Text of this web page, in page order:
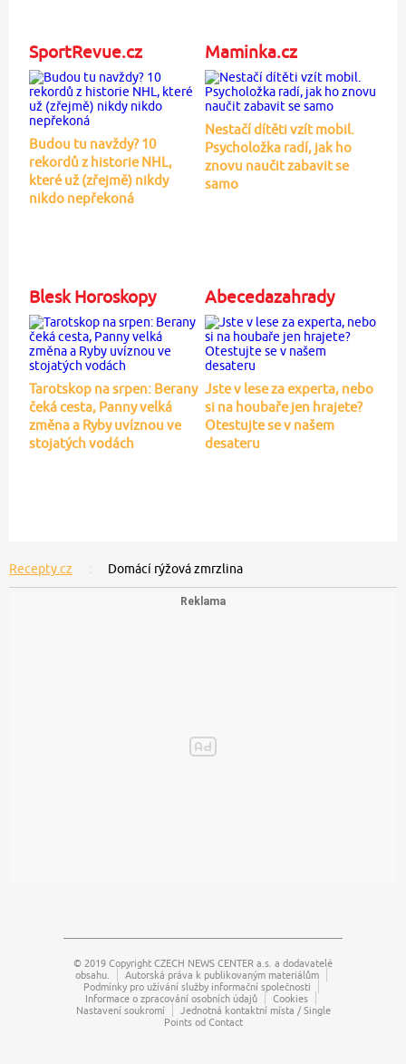
SportRevue.cz
Budou tu navždy? 10
rekordů z historie NHL,
které už (zřejmě) nikdy
nikdo nepřekoná
Maminka.cz
Nestačí dítěti vzít mobil.
Psycholožka radí, jak ho
znovu naučit zabavit se
samo
Blesk Horoskopy
Tarotskop na srpen: Berany
čeká cesta, Panny velká
změna a Ryby uvíznou ve
stojatých vodách
Abecedazahrady
Jste v lese za experta, nebo
si na houbaře jen hrajete?
Otestujte se v našem
desateru
Recepty.cz Domácí rýžová zmrzlina
© 2019 Copyright CZECH NEWS CENTER a.s. a dodavatelé
obsahu.
Autorská práva k publikovaným materiálům
Podmínky pro užívání služby informační společnosti
Informace o zpracování osobních údajů
Cookies
Nastavení soukromí
Jednotná kontaktní místa / Single
Points od Contact